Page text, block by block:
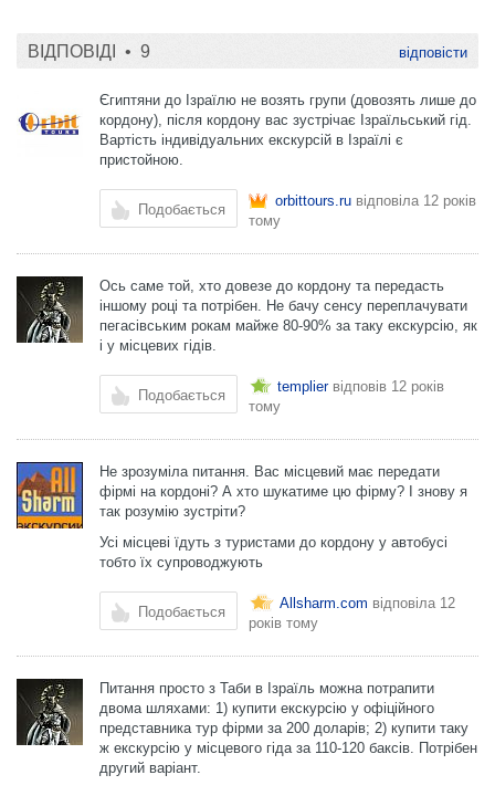
ВІДПОВІДІ • 9 відповісти
Єгиптяни до Ізраїлю не возять групи (довозять лише до
кордону), після кордону вас зустрічає Ізраїльський гід.
Вартість індивідуальних екскурсій в Ізраїлі є
пристойною.
Подобається
orbittours.ru відповіла 12 років
тому
Ось саме той, хто довезе до кордону та передасть
іншому році та потрібен. Не бачу сенсу переплачувати
пегасівським рокам майже 80-90% за таку екскурсію, як
і у місцевих гідів.
Подобається
templierвідповів 12 років
тому
Не зрозуміла питання. Вас місцевий має передати
фірмі на кордоні? А хто шукатиме цю фірму? І знову я
так розумію зустріти?
Усі місцеві їдуть з туристами до кордону у автобусі
тобто їх супроводжують
Подобається
Allsharm.com відповіла 12
років тому
Питання просто з Таби в Ізраїль можна потрапити
двома шляхами: 1) купити екскурсію у офіційного
представника тур фірми за 200 доларів; 2) купити таку
ж екскурсію у місцевого гіда за 110-120 баксів. Потрібен
другий варіант.